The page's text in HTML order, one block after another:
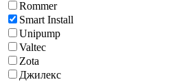
Rommer
Smart Install
Unipump
Valtec
Zota
Джилекс